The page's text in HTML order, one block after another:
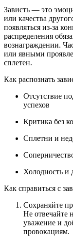
Зависть — это
или качества
появляться из-за
распределения
вознаграждении.
или явными
сплетен.
Как распознать
Отсутствие
успехов
Критика без
Сплетни и
Холодность и
Как справиться с
Сохраняйте
Не отвечайте
уважение и
провокациям.